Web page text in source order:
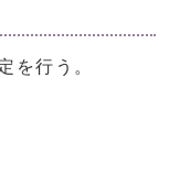
を行う。